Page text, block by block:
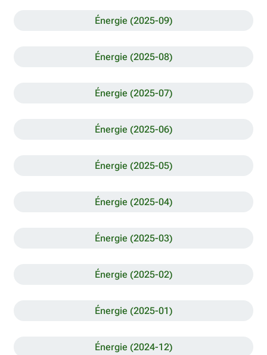
Énergie (2025-09)
Énergie (2025-08)
Énergie (2025-07)
Énergie (2025-06)
Énergie (2025-05)
Énergie (2025-04)
Énergie (2025-03)
Énergie (2025-02)
Énergie (2025-01)
Énergie (2024-12)